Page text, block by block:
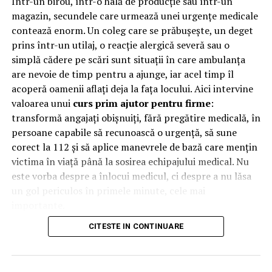
Care sunt cheltuielile lunare
medii?
Îți trebuie o imagine clară asupra costurilor de
întreținere. Întreabă despre media lunară la gaze,
energie electrică, apă și întreținere. Vezi dacă există
contorizare individuală și dacă apartamentul e bine
eficientizat.
Dacă blocul are lift, interesant e să afli cât se plătește
lunar pentru întreținerea lui. Dacă există centrală de
Apartamentul are acte în
regulă?
magazin, secundele care urmează unei urgențe medicale
contează enorm. Un coleg care se prăbușește, un deget
prins într-un utilaj, o reacție alergică severă sau o
simplă cădere pe scări sunt situații în care ambulanța
are nevoie de timp pentru a ajunge, iar acel timp îl
acoperă oamenii aflați deja la fața locului. Aici intervine
valoarea unui curs prim ajutor pentru firme:
transformă angajați obișnuiți, fără pregătire medicală, în
persoane capabile să recunoască o urgență, să sune
corect la 112 și să aplice manevrele de bază care mențin
victima în viață până la sosirea echipajului medical. Nu
este vorba despre a înlocui medicul, ci despre a nu lăsa
De ce contează primele minute
la locul de muncă
CITESTE IN CONTINUARE